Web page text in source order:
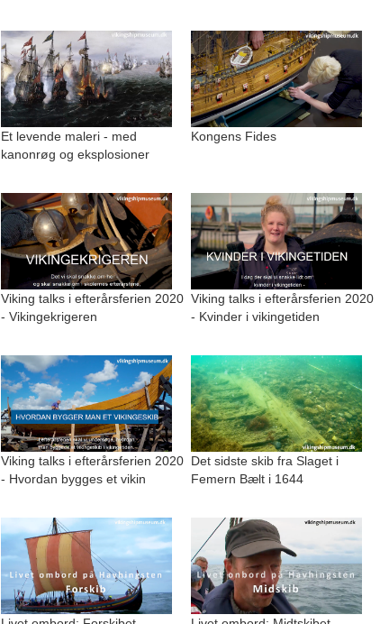
Et levende maleri - med
kanonrøg og eksplosioner
Kongens Fides
Viking talks i efterårsferien 2020
- Vikingekrigeren
Viking talks i efterårsferien 2020
- Kvinder i vikingetiden
Viking talks i efterårsferien 2020
- Hvordan bygges et vikin
Det sidste skib fra Slaget i
Femern Bælt i 1644